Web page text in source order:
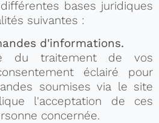
bases juridiques
suivantes :
d'informations.
du traitement de vos
éclairé pour
soumises via le site
l'acceptation de ces
concernée.